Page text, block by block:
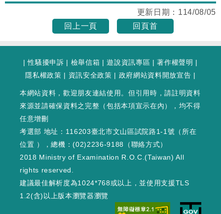
更新日期： 114/08/05
回上一頁
回頁首
|性騷擾申訴 | 檢舉信箱 |遊說資訊專區 |著作權聲明 |
隱私權政策 | 資訊安全政策 | 政府網站資料開放宣告 |
本網站資料，歡迎朋友連結使用。但引用時，請註明資料
來源並請確保資料之完整（包括本項宣示在內），均不得
任意增刪
考選部 地址：116203臺北市文山區試院路1-1號（ 所在
位置 ），總機：(02)2236-9188（聯絡方式）
2018 Ministry of Examination R.O.C.(Taiwan) All
rights reserved.
建議最佳解析度為1024*768或以上，並使用支援TLS
1.2(含)以上版本瀏覽器瀏覽